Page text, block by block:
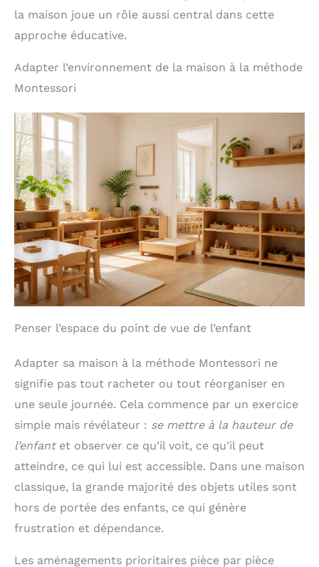
la maison joue un rôle aussi central dans cette
approche éducative.
Adapter l’environnement de la maison à la méthode
Montessori
Penser l’espace du point de vue de l’enfant
Adapter sa maison à la méthode Montessori ne
signifie pas tout racheter ou tout réorganiser en
une seule journée. Cela commence par un exercice
simple mais révélateur : se mettre à la hauteur de
l’enfantet observer ce qu’il voit, ce qu’il peut
atteindre, ce qui lui est accessible. Dans une maison
classique, la grande majorité des objets utiles sont
hors de portée des enfants, ce qui génère
frustration et dépendance.
Les aménagements prioritaires pièce par pièce